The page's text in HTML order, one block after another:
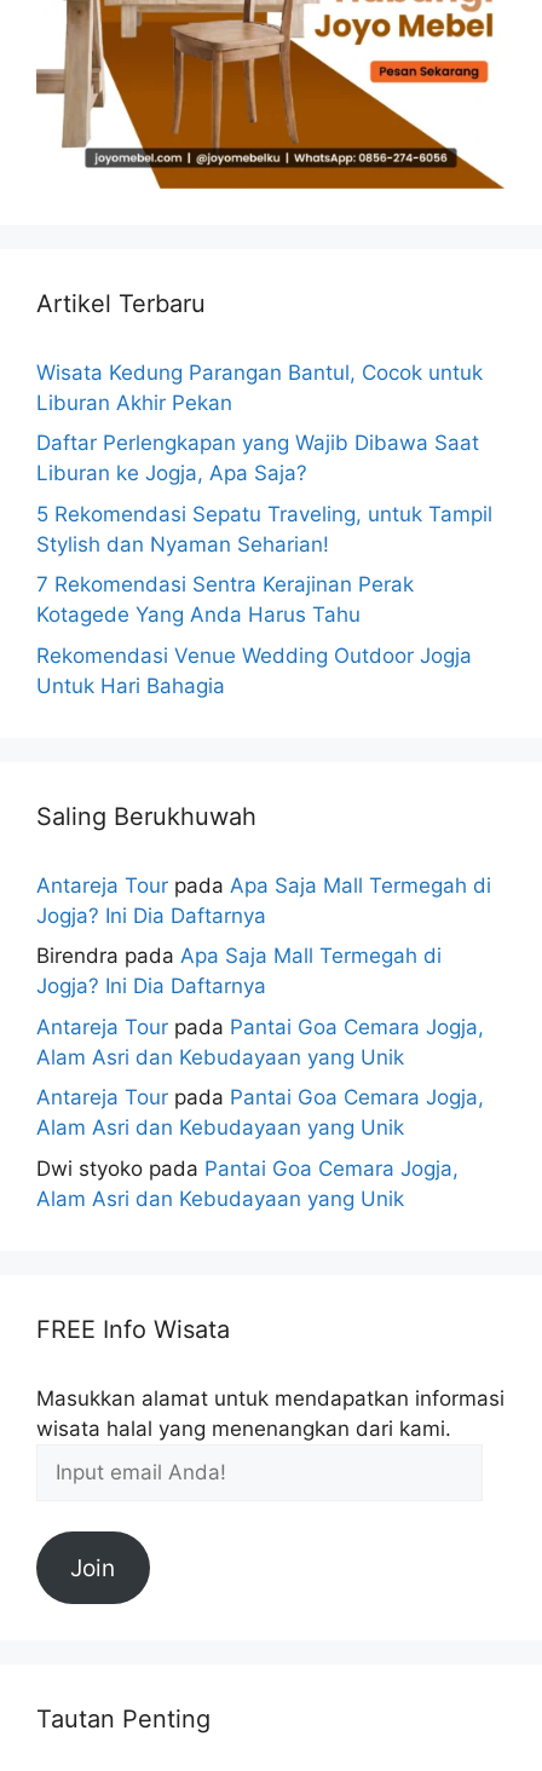
Artikel Terbaru
Wisata Kedung Parangan Bantul, Cocok untuk
Liburan Akhir Pekan
Daftar Perlengkapan yang Wajib Dibawa Saat
Liburan ke Jogja, Apa Saja?
5 Rekomendasi Sepatu Traveling, untuk Tampil
Stylish dan Nyaman Seharian!
7 Rekomendasi Sentra Kerajinan Perak
Kotagede Yang Anda Harus Tahu
Rekomendasi Venue Wedding Outdoor Jogja
Untuk Hari Bahagia
Saling Berukhuwah
Antareja Tour pada Apa Saja Mall Termegah di
Jogja? Ini Dia Daftarnya
Birendra pada Apa Saja Mall Termegah di
Jogja? Ini Dia Daftarnya
Antareja Tour pada Pantai Goa Cemara Jogja,
Alam Asri dan Kebudayaan yang Unik
Antareja Tour pada Pantai Goa Cemara Jogja,
Alam Asri dan Kebudayaan yang Unik
Dwi styoko pada Pantai Goa Cemara Jogja,
Alam Asri dan Kebudayaan yang Unik
FREE Info Wisata
Masukkan alamat untuk mendapatkan informasi
wisata halal yang menenangkan dari kami.
Join
Tautan Penting